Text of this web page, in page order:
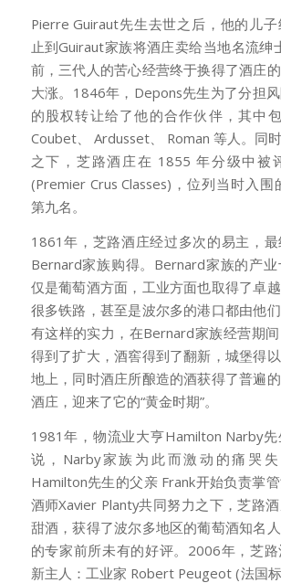
Pierre Guiraut先生去世之后，他的儿
止到Guiraut家族将酒庄卖给当地名流绅
前，三代人的苦心经营终于换得了酒庄
大涨。1846年，Depons先生为了分担
的股权转让给了他的合作伙伴，其中包
Coubet、 Ardusset、 Roman 等人。同
之下，芝路酒庄在 1855 年分级中被
(Premier Crus Classes)，位列当时入
第九名。
1861年，芝路酒庄经过多次的易主，
Bernard家族购得。Bernard家族的产
仅是葡萄酒方面，工业方面也取得了卓
很多铁路，甚至是波尔多的港口都由他
有这样的实力，在Bernard家族经营期
得到了扩大，酒窖得到了翻新，城堡得
地上，同时酒庄所酿造的酒获得了普遍
酒庄，迎来了它的“黄金时期”。
1981年，物流业大亨Hamilton Narby
说，Narby家族为此而激动的痛哭失
Hamilton先生的父亲 Frank开始负责掌
酒师Xavier Planty共同努力之下，芝路
甜酒，获得了波尔多地区的葡萄酒知名
的专家前所未有的好评。2006年，芝
新主人：工业家 Robert Peugeot (法国